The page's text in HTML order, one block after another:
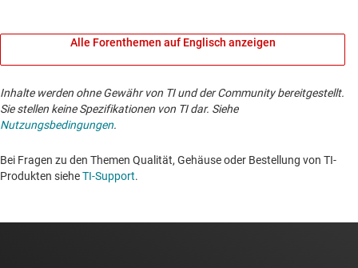
Alle Forenthemen auf Englisch anzeigen
Inhalte werden ohne Gewähr von TI und der Community bereitgestellt.
Sie stellen keine Spezifikationen von TI dar. Siehe
Nutzungsbedingungen.
Bei Fragen zu den Themen Qualität, Gehäuse oder Bestellung von TI-
Produkten sieheTI-Support. ​​​​​​​​​​​​​​